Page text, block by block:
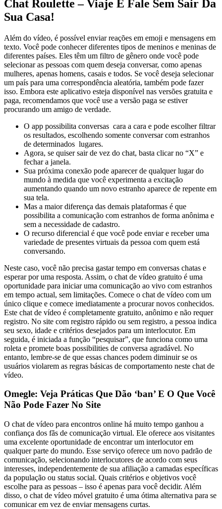
Chat Roulette – Viaje E Fale Sem Sair Da
Sua Casa!
Além do vídeo, é possível enviar reações em emoji e mensagens em
texto. Você pode conhecer diferentes tipos de meninos e meninas de
diferentes países. Eles têm um filtro de gênero onde você pode
selecionar as pessoas com quem deseja conversar, como apenas
mulheres, apenas homens, casais e todos. Se você deseja selecionar
um país para uma correspondência aleatória, também pode fazer
isso. Embora este aplicativo esteja disponível nas versões gratuita e
paga, recomendamos que você use a versão paga se estiver
procurando um amigo de verdade.
O app possibilita conversas cara a cara e pode escolher filtrar
os resultados, escolhendo somente conversar com estranhos
de determinados lugares.
Agora, se quiser sair de vez do chat, basta clicar no “X” e
fechar a janela.
Sua próxima conexão pode aparecer de qualquer lugar do
mundo à medida que você experimenta a excitação
aumentando quando um novo estranho aparece de repente em
sua tela.
Mas a maior diferença das demais plataformas é que
possibilita a comunicação com estranhos de forma anônima e
sem a necessidade de cadastro.
O recurso diferencial é que você pode enviar e receber uma
variedade de presentes virtuais da pessoa com quem está
conversando.
Neste caso, você não precisa gastar tempo em conversas chatas e
esperar por uma resposta. Assim, o chat de vídeo gratuito é uma
oportunidade para iniciar uma comunicação ao vivo com estranhos
em tempo actual, sem limitações. Comece o chat de vídeo com um
único clique e comece imediatamente a procurar novos conhecidos.
Este chat de vídeo é completamente gratuito, anônimo e não requer
registro. No site com registro rápido ou sem registro, a pessoa indica
seu sexo, idade e critérios desejados para um interlocutor. Em
seguida, é iniciada a função “pesquisar”, que funciona como uma
roleta e promete boas possibilities de conversa agradável. No
entanto, lembre-se de que essas chances podem diminuir se os
usuários violarem as regras básicas de comportamento neste chat de
vídeo.
Omegle: Veja Práticas Que Dão ‘ban’ E O Que Você
Não Pode Fazer No Site
O chat de vídeo para encontros online há muito tempo ganhou a
confiança dos fãs de comunicação virtual. Ele oferece aos visitantes
uma excelente oportunidade de encontrar um interlocutor em
qualquer parte do mundo. Esse serviço oferece um novo padrão de
comunicação, selecionando interlocutores de acordo com seus
interesses, independentemente de sua afiliação a camadas específicas
da população ou status social. Quais critérios e objetivos você
escolhe para as pessoas – isso é apenas para você decidir. Além
disso, o chat de vídeo móvel gratuito é uma ótima alternativa para se
comunicar em vez de enviar mensagens curtas.